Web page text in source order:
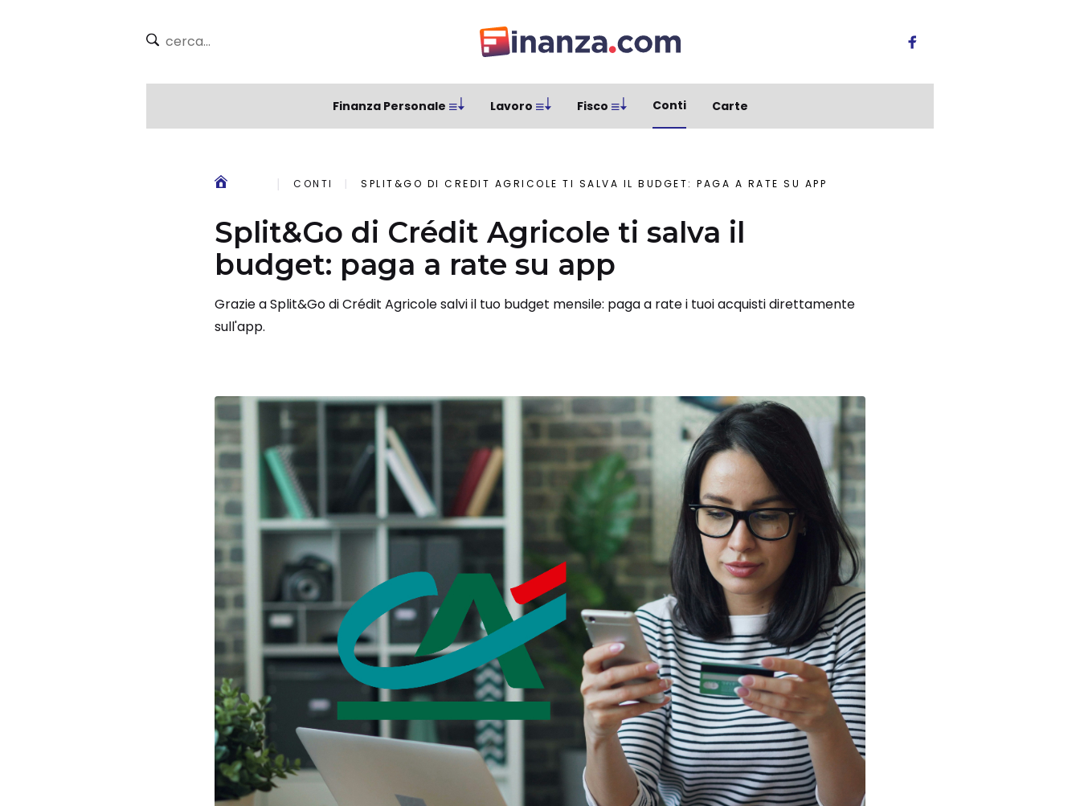
Finanza Personale Lavoro Fisco Conti Carte
CONTI SPLIT&GO DI CRÉDIT AGRICOLE TI SALVA IL BUDGET: PAGA A RATE SU APP
Split&Go di Crédit Agricole ti salva il
budget: paga a rate su app
Grazie a Split&Go di Crédit Agricole salvi il tuo budget mensile: paga a rate i tuoi acquisti direttamente
sull'app.